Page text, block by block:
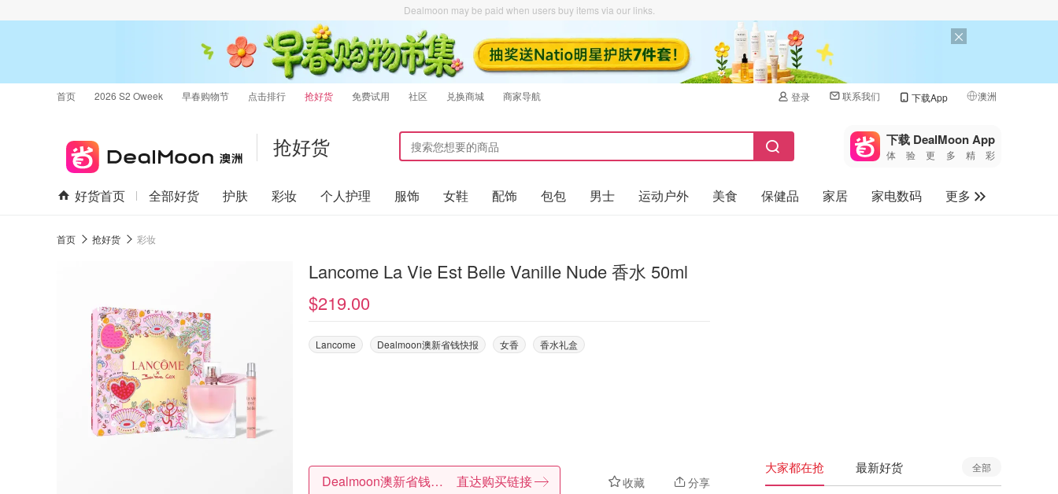
Dealmoon may be paid when users buy items via our links.
首页 2026 S2 Oweek 早春购物节 点击排行 抢好货 免费试用 社区 兑换商城 商家导航 登录 联系我们 下载App 澳洲
🇺🇸
🇨🇳 中国
🇨🇦加拿大
抢好货 下载 DealMoon App
体验更多精彩
好货首页 全部好货 护肤 彩妆 个人护理 服饰 女鞋 配饰 包包 男士 运动户外 美食 保健品 家居 家电数码
更多
首页 抢好货 彩妆
Lancome La Vie Est Belle Vanille Nude 香水 50ml
$219.00
Lancome Dealmoon澳新省钱快报 女香 香水礼盒
收藏 分享
Dealmoon澳新省钱快报 直达购买链接
大家都在抢 最新好货 全部